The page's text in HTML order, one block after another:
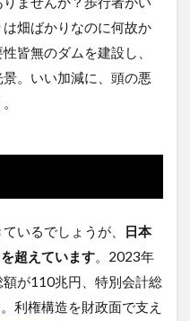
畑ばかりなのに何故か
皆無のダムを建設し、
。いい加減に、頭の悪
いるでしょうが、
日本
超えています。2023年
が110兆円、特別会計総
利権構造を財政面で支え